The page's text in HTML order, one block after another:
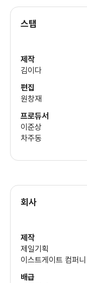
스탭
제작
김이다
편집
원창재
프로듀서
이준상
차주동
회사
제작
제일기획
이스트게이트 컴퍼니
배급